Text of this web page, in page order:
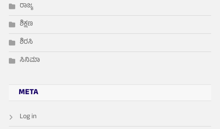
ರಾಜ್ಯ
ಶಿಕ್ಷಣ
ಶಿರಸಿ
ಸಿನಿಮಾ
META
Log in